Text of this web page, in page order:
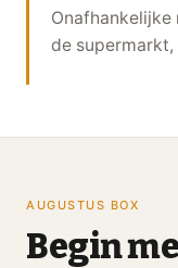
Onafhankelijke
de supermarkt,
AUGUSTUS BOX
Begin